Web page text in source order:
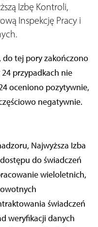
Izbę Kontroli,
Inspekcję Pracy i
do tej pory zakończono
przypadkach nie
oceniono pozytywnie,
negatywnie.
Najwyższa Izba
do świadczeń
wieloletnich,
świadczeń
weryfikacji danych